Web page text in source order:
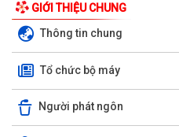
GIỚI THIỆU CHUNG
Thông tin chung
Tổ chức bộ máy
Người phát ngôn